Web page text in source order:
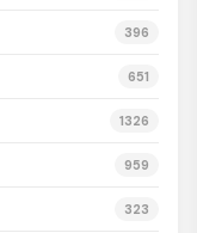
396
651
1326
959
323